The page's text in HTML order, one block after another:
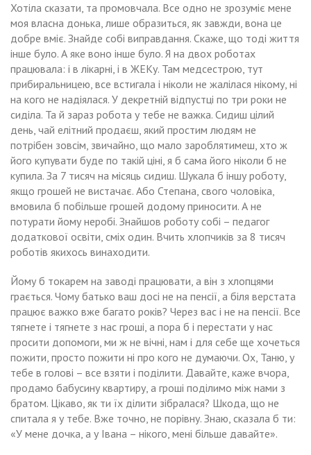
Хотіла сказати, та промовчала. Все одно не зрозуміє мене
моя власна донька, лише образиться, як завжди, вона це
добре вміє. Знайде собі виправдання. Скаже, що тоді життя
інше було. А яке воно інше було. Я на двох роботах
працювала: і в лікарні, і в ЖЕКу. Там медсестрою, тут
прибиральницею, все встигала і ніколи не жалілася нікому, ні
на кого не надіялася. У декретній відпустці по три роки не
сиділа. Та й зараз робота у тебе не важка. Сидиш цілий
день, чай елітний продаєш, який простим людям не
потрібен зовсім, звичайно, що мало зароблятимеш, хто ж
його купувати буде по такій ціні, я б сама його ніколи б не
купила. За 7 тисяч на місяць сидиш. Шукала б іншу роботу,
якщо грошей не вистачає. Або Степана, свого чоловіка,
вмовила б побільше грошей додому приносити. А не
потурати йому неробі. Знайшов роботу собі – педагог
додаткової освіти, сміх один. Вчить хлопчиків за 8 тисяч
роботів якихось винаходити.
Йому б токарем на заводі працювати, а він з хлопцями
грається. Чому батько ваш досі не на пенсії, а біля верстата
працює важко вже багато років? Через вас і не на пенсії. Все
тягнете і тягнете з нас гроші, а пора б і перестати у нас
просити допомоги, ми ж не вічні, нам і для себе ще хочеться
пожити, просто пожити ні про кого не думаючи. Ох, Таню, у
тебе в голові – все взяти і поділити. Давайте, каже вчора,
продамо бабусину квартиру, а гроші поділимо між нами з
братом. Цікаво, як ти їх ділити зібралася? Шкода, що не
спитала я у тебе. Вже точно, не порівну. Знаю, сказала б ти:
«У мене дочка, а у Івана – нікого, мені більше давайте».